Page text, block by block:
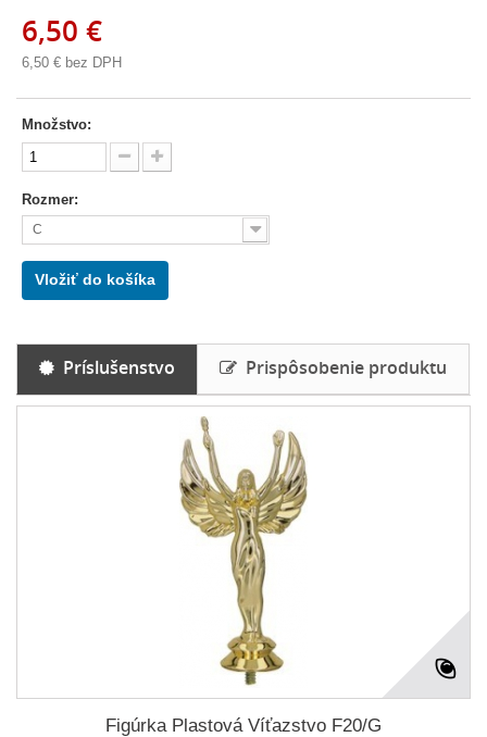
6,50 €
6,50 € bez DPH
Množstvo:
Rozmer:
C
Vložiť do košíka
Príslušenstvo Prispôsobenie produktu
Figúrka Plastová Víťazstvo F20/G